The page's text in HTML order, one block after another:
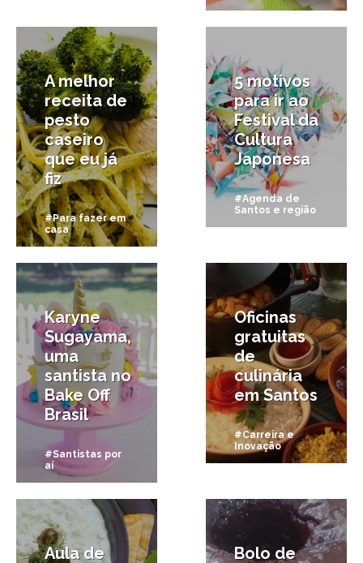
A melhor
receita de
pesto
caseiro
que eu já
fiz
#Para fazer em
casa
25/10/2017
5 motivos
para ir ao
Festival da
Cultura
Japonesa
#Agenda de
Santos e região
29/09/2017
Karyne
Sugayama,
uma
santista no
Bake Off
Brasil
#Santistas por
aí
Oficinas
gratuitas
de
culinária
em Santos
#Carreira e
Inovação
13/02/2017
Aula de Bolo de